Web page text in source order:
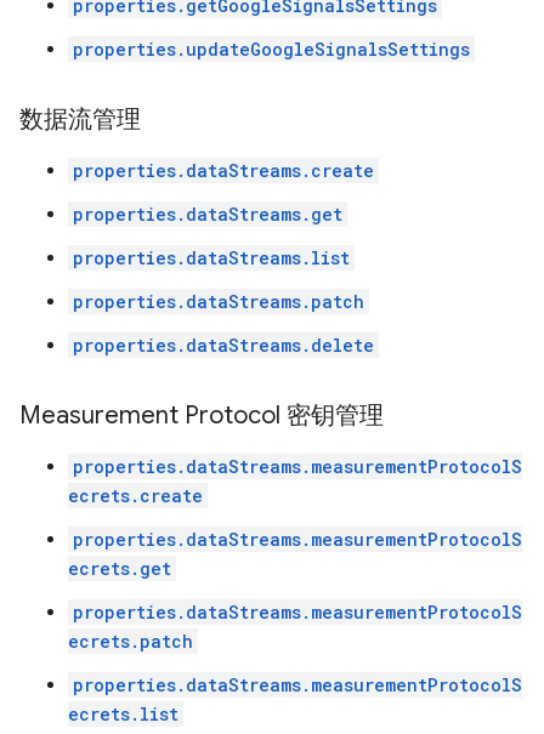
properties.getGoogleSignalsSettings
properties.updateGoogleSignalsSettings
数据流管理
properties.dataStreams.create
properties.dataStreams.get
properties.dataStreams.list
properties.dataStreams.patch
properties.dataStreams.delete
Measurement Protocol 密钥管理
properties.dataStreams.measurementProtocolS
ecrets.create
properties.dataStreams.measurementProtocolS
ecrets.get
properties.dataStreams.measurementProtocolS
ecrets.patch
properties.dataStreams.measurementProtocolS
ecrets.list